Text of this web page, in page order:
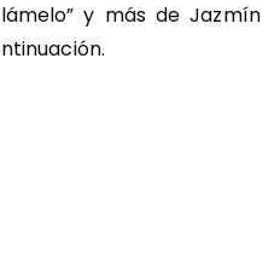
y más de Jazmín